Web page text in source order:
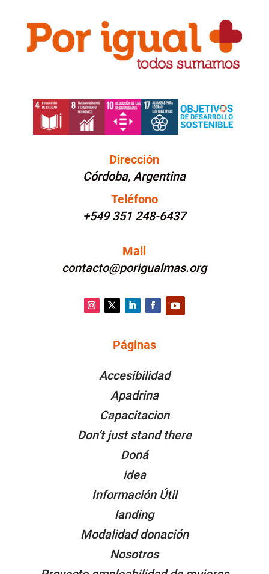
Dirección
Córdoba, Argentina
Teléfono
+549 351 248-6437
Mail
contacto@porigualmas.org
Facebook
Páginas
Accesibilidad
Apadrina
Capacitacion
Don’t just stand there
Doná
idea
Información Útil
landing
Modalidad donación
Nosotros